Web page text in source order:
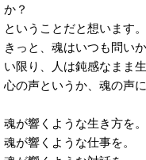
か？
ということだと想います。
きっと、魂はいつも問い
い限り、人は鈍感なまま生
心の声というか、魂の声
魂が響くような生き方を。
魂が響くような仕事を。